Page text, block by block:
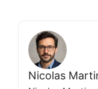
Nicolas